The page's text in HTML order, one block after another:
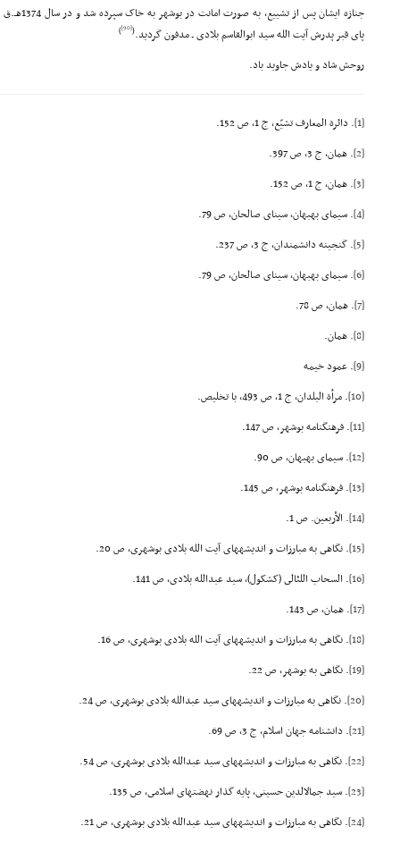
جنازه
پاى قبر پدرش آیت الله سید ابوالقاسم بلادى ـ مدفون گردید.(
[90]
)
روحش شاد و یادش جاوید باد.
[1] . دائرة المعارف تشیّع، ج 1، ص 152.
[2] . همان، ج 3، ص 397.
[3] . همان، ج 1، ص 152.
[4] . سیماى بهبهان، سیناى صالحان، ص 79.
[5] . گنجینه دانشمندان، ج 3، ص 237.
[6] . سیماى بهبهان، سیناى صالحان، ص 79.
[7] . همان، ص 78.
[8] . همان.
[9] . عمود خیمه
[10]
. مرأة البلدان، ج 1، ص 493، با تخلیص.
[11]
. فرهنگنامه بوشهر، ص 147.
[12]
. سیماى بهبهان، ص 90.
[13]
. فرهنگنامه بوشهر، ص 145.
[14]
. الأربعین. ص 1.
[15]
. نگاهى به مبارزات و اندیشههاى آیت الله بلادى بوشهرى، ص 20.
[16]
. السحاب اللئالى (کشکول)، سید عبدالله بلادى، ص 141.
[17]
. همان، ص 143.
[18]
. نگاهى به مبارزات و اندیشههاى آیت الله بلادى بوشهرى، ص 16.
[19]
. نگاهى به بوشهر، ص 22.
[20]
. نگاهى به مبارزات و اندیشههاى سید عبدالله بلادى بوشهرى، ص 24.
[21]
. دانشنامه جهان اسلام، ج 3، ص 69.
[22]
. نگاهى به مبارزات و اندیشههاى سید عبدالله بلادى بوشهرى، ص 54.
[23]
. سید جمالالدین حسینى، پایه گذار نهضتهاى اسلامى، ص 135.
[24]
. نگاهى به مبارزات و اندیشههاى سید عبدالله بلادى بوشهرى، ص 21.